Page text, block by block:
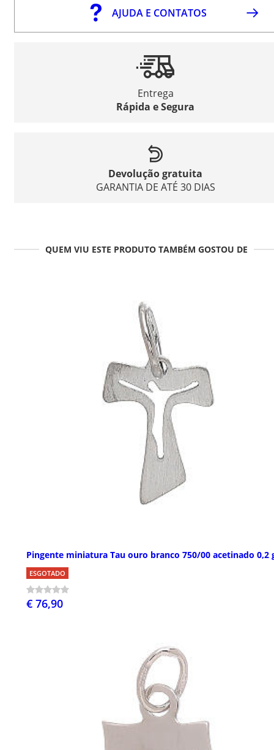
AJUDA E CONTATOS
Entrega
Rápida e Segura
Devolução gratuita
GARANTIA DE ATÉ 30 DIAS
QUEM VIU ESTE PRODUTO TAMBÉM GOSTOU DE
Pingente miniatura Tau ouro branco 750/00 acetinado 0,2
ESGOTADO
€ 76,90